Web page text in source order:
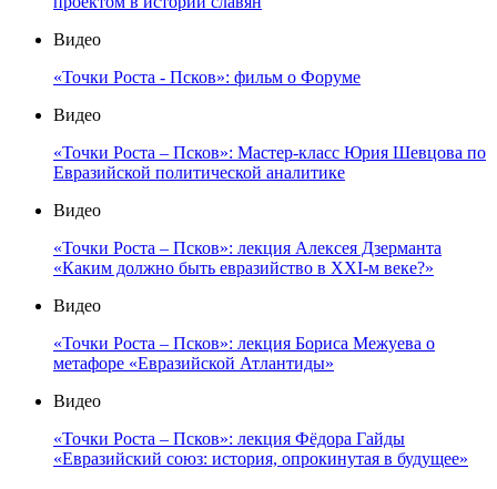
Видео
«Точки Роста - Псков»: фильм о Форуме
Видео
«Точки Роста – Псков»: Мастер-класс Юрия Шевцова по
Евразийской политической аналитике
Видео
«Точки Роста – Псков»: лекция Алексея Дзерманта
«Каким должно быть евразийство в XXI-м веке?»
Видео
«Точки Роста – Псков»: лекция Бориса Межуева о
метафоре «Евразийской Атлантиды»
Видео
«Точки Роста – Псков»: лекция Фёдора Гайды
«Евразийский союз: история, опрокинутая в будущее»